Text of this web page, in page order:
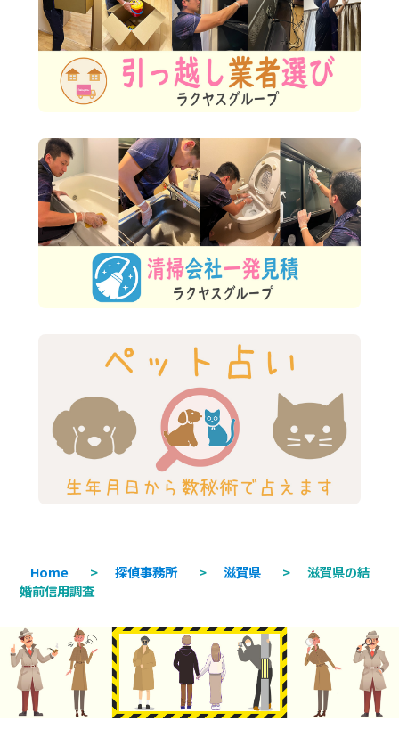
Home > 探偵事務所 > 滋賀県 >
滋賀県の結
婚前信用調査